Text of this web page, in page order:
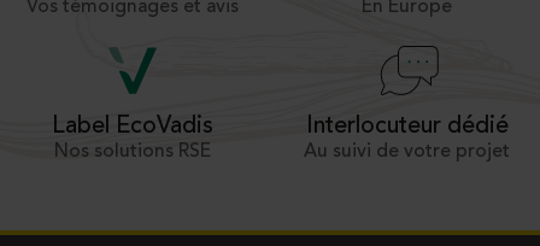
Vos témoignages et avis En Europe
Label EcoVadis
Nos solutions RSE
Interlocuteur dédié
Au suivi de votre projet